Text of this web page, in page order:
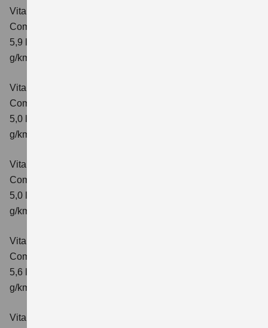
Vitara 1.4 BOOSTERJET HYBRID ALLGRIP AT
Comfort+
5,9 l/100 km; kombinierter Wert der CO₂-Emission: 138
g/km; CO₂-Klasse: E
Vitara 1.5 DUALJET HYBRID AGS
Comfort
5,0 l/100km; kombinierter Wert der CO₂-Emission: 113
g/km; CO₂-Klasse: C
Vitara 1.5 DUALJET HYBRID AGS
Comfort+
5,0 l/100km; kombinierter Wert der CO₂-Emission: 114
g/km; CO₂-Klasse: C
Vitara 1.5 DUALJET HYBRID ALLGRIP AGS
Comfort
5,6 l/100km; kombinierter Wert der CO₂-Emission: 126
g/km; CO₂-Klasse: D
Vitara 1.5 DUALJET HYBRID ALLGRIP AGS